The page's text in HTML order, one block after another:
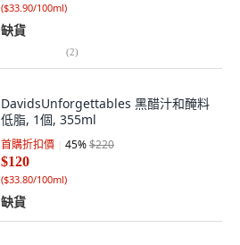
($33.90/100ml)
缺貨
(2)
DavidsUnforgettables 黑醋汁和醃料
低脂, 1個, 355ml
首購折扣價 45%$220
$120
($33.80/100ml)
缺貨